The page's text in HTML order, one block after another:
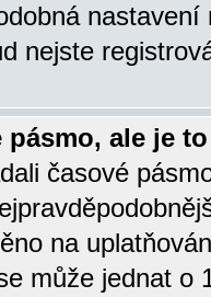
nejste
ale je
časové
na
může jednat o